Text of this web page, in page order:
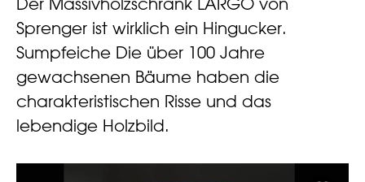
Der Massivholzschrank LARGO von
Sprenger ist wirklich ein Hingucker.
Sumpfeiche Die über 100 Jahre
gewachsenen Bäume haben die
charakteristischen Risse und das
lebendige Holzbild.